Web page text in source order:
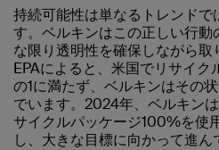
持続可能性は単なるトレンド
す。ベルキンはこの正しい行
な限り透明性を確保しながら取
EPAによると、米国でリサイク
の1に満たず、ベルキンはその
でいます。2024年、ベルキン
サイクルパッケージ100%を使
し、大きな目標に向かって進ん